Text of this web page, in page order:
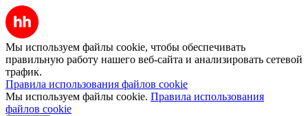
Мы используем файлы cookie, чтобы обеспечивать
правильную работу нашего веб-сайта и анализировать сетевой
трафик.
Правила использования файлов cookie
Мы используем файлы cookie. Правила использования
файлов cookie